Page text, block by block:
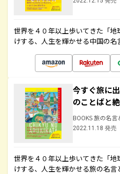
世界を４０年以上歩いてきた「
けする、人生を輝かせる中国の
今すぐ旅に
のことばと
BOOKS 旅の名言
2022.11.18 発売
世界を４０年以上歩いてきた「
けする、人生を輝かせる旅の名言